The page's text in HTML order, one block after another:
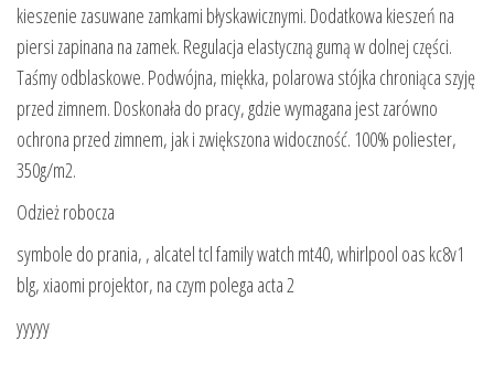
kieszenie zasuwane zamkami błyskawicznymi. Dodatkowa kieszeń na
piersi zapinana na zamek. Regulacja elastyczną gumą w dolnej części.
Taśmy odblaskowe. Podwójna, miękka, polarowa stójka chroniąca szyję
przed zimnem. Doskonała do pracy, gdzie wymagana jest zarówno
ochrona przed zimnem, jak i zwiększona widoczność. 100% poliester,
350g/m2.
Odzież robocza
symbole do prania, , alcatel tcl family watch mt40, whirlpool oas kc8v1
blg, xiaomi projektor, na czym polega acta 2
yyyyy